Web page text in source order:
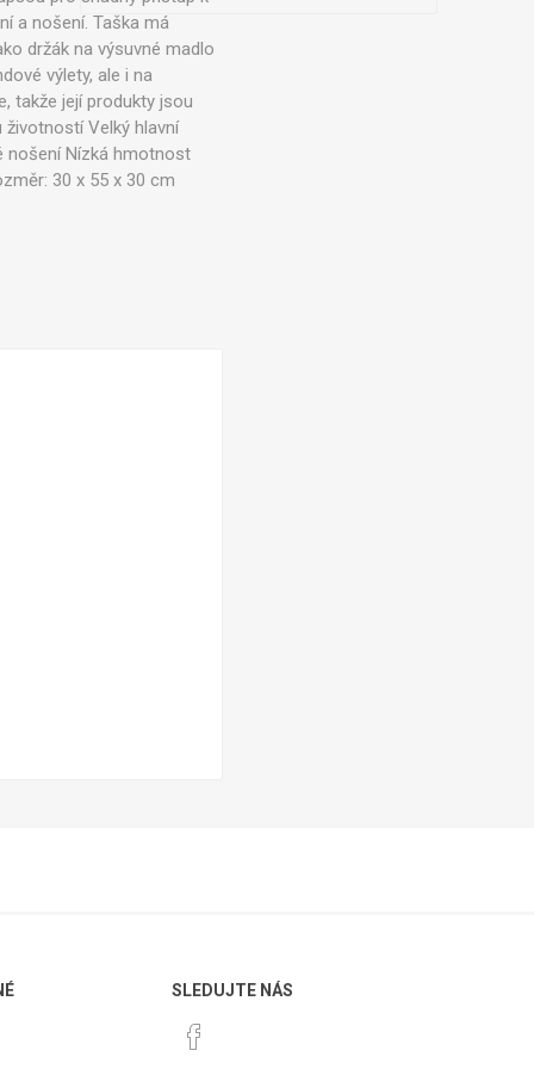
a nošení. Taška má
držák na výsuvné madlo
výlety, ale i na
takže její produkty jsou
životností Velký hlavní
nošení Nízká hmotnost
30 x 55 x 30 cm
SLEDUJTE NÁS